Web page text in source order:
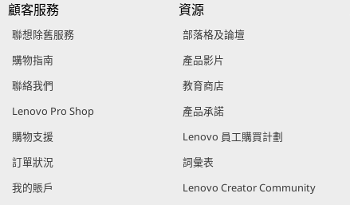
顧客服務
聯想除舊服務
購物指南
聯絡我們
Lenovo Pro Shop
購物支援
訂單狀況
我的賬戶
資源
部落格及論壇
產品影片
教育商店
產品承諾
Lenovo 員工購買計劃
詞彙表
Lenovo Creator Community